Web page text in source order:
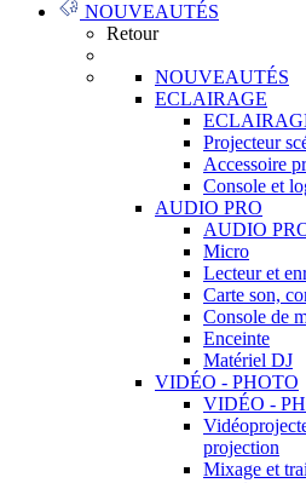
NOUVEAUTÉS
Retour
NOUVEAUTÉS
ECLAIRAGE
Projecteur
Accessoire
Console et
AUDIO PRO
AUDIO
Micro
Lecteur et
Carte son,
Console de
Enceinte
Matériel DJ
VIDÉO - PHOTO
VIDÉO -
projection
Mixage et